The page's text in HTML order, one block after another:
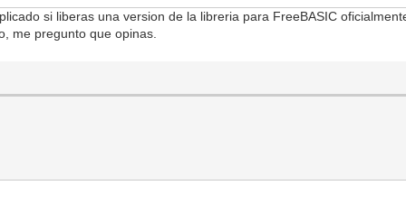
si liberas una version de la libreria para FreeBASIC
me pregunto que opinas.